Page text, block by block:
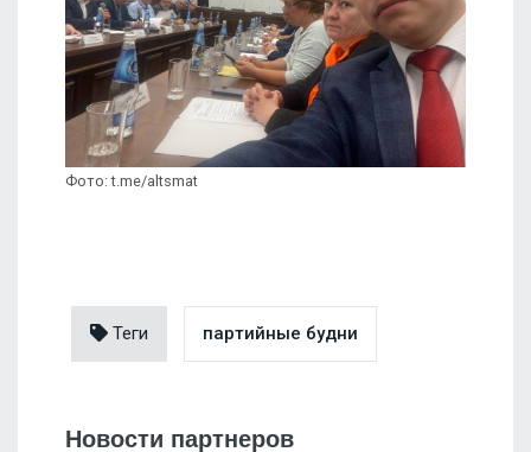
Фото: t.me/altsmat
Теги партийные будни
Новости партнеров